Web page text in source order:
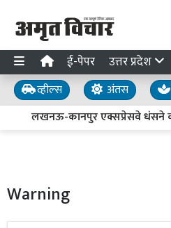
ई-पेपर उत्तर प्रदेश
व्हील्स अंतस
लखनऊ-कानपुर एक्सप्रेसवे धंसने की
Warning